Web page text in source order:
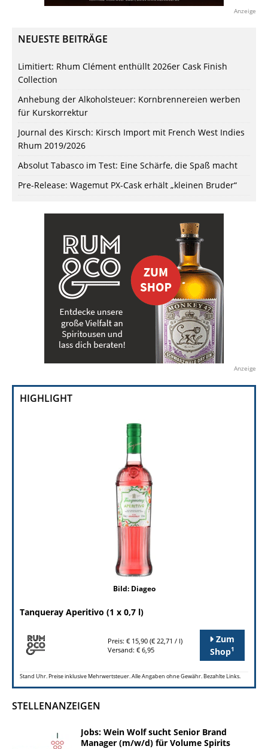
Anzeige
NEUESTE BEITRÄGE
Limitiert: Rhum Clément enthüllt 2026er Cask Finish
Collection
Anhebung der Alkoholsteuer: Kornbrennereien werben
für Kurskorrektur
Journal des Kirsch: Kirsch Import mit French West Indies
Rhum 2019/2026
Absolut Tabasco im Test: Eine Schärfe, die Spaß macht
Pre-Release: Wagemut PX-Cask erhält „kleinen Bruder“
Anzeige
HIGHLIGHT
Bild: Diageo
Tanqueray Aperitivo (1 x 0,7 l)
Preis: € 15,90 (€ 22,71 / l)
Versand: € 6,95
Zum
Shop1
Stand Uhr. Preise inklusive Mehrwertsteuer. Alle Angaben ohne Gewähr. Bezahlte Links.
STELLENANZEIGEN
Jobs: Wein Wolf sucht Senior Brand
Manager (m/w/d) für Volume Spirits